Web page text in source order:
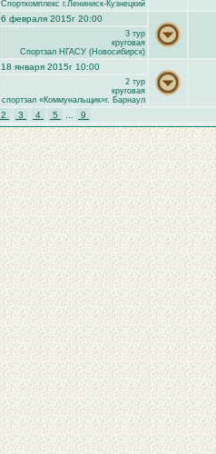
Спорткомплекс г.Лениниск-Кузнецкий
6 февраля 2015г 20:00
3 тур
круговая
Спортзал НГАСУ (Новосибирск)
18 января 2015г 10:00
2 тур
круговая
спортзал «Коммунальщик»г. Барнаул
2 3 4 5 9